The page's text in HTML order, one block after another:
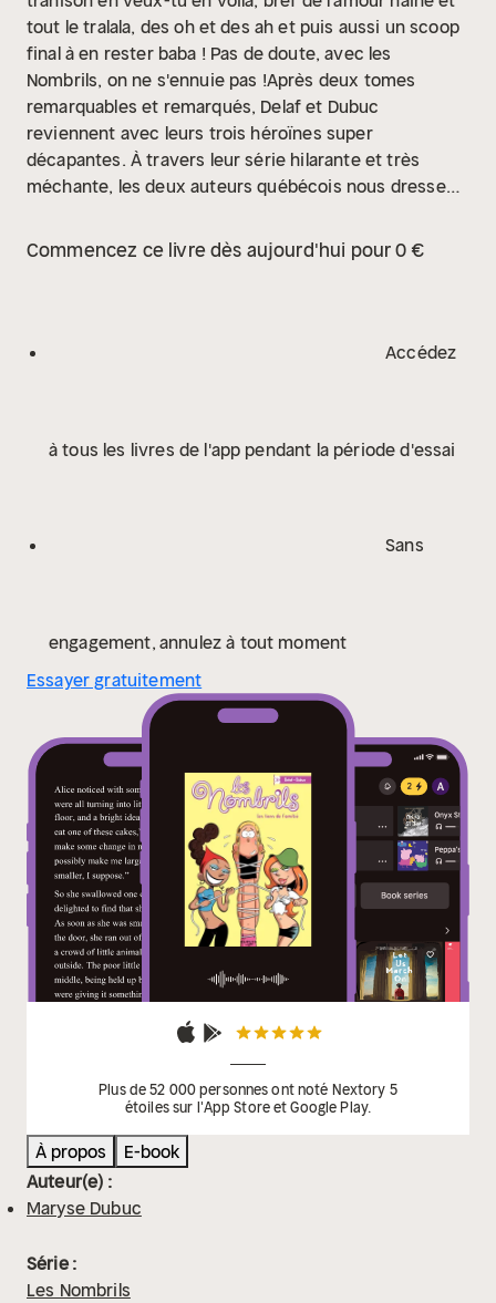
tout le tralala, des oh et des ah et puis aussi un scoop
final à en rester baba ! Pas de doute, avec les
Nombrils, on ne s'ennuie pas !Après deux tomes
remarquables et remarqués, Delaf et Dubuc
reviennent avec leurs trois héroïnes super
décapantes. À travers leur série hilarante et très
méchante, les deux auteurs québécois nous dressent
tous les coups sont permis. Une série au graphisme
moderne et efficace, aux couleurs pétantes et au ton
véritables architectes du gag, Delaf et Dubuc nous
laquelle les différents éléments sont amenés. La
Commencez ce livre dès aujourd'hui pour 0 €
Accédez
à tous les livres de l'app pendant la période d'essai
Sans
engagement, annulez à tout moment
Essayer gratuitement
Plus de 52 000 personnes ont noté Nextory 5
étoiles sur l'App Store et Google Play.
À propos
E-book
Auteur(e) :
Maryse Dubuc
Série :
Les Nombrils